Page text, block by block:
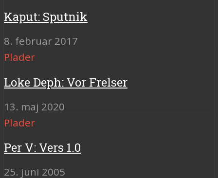
Kaput: Sputnik
8. februar 2017
Plader
Loke Deph: Vor Frelser
13. maj 2020
Plader
Per V: Vers 1.0
25. juni 2005